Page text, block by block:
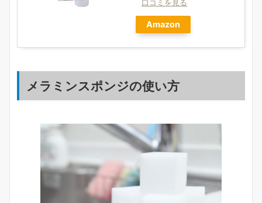
口コミを見る
Amazon
メラミンスポンジの使い方